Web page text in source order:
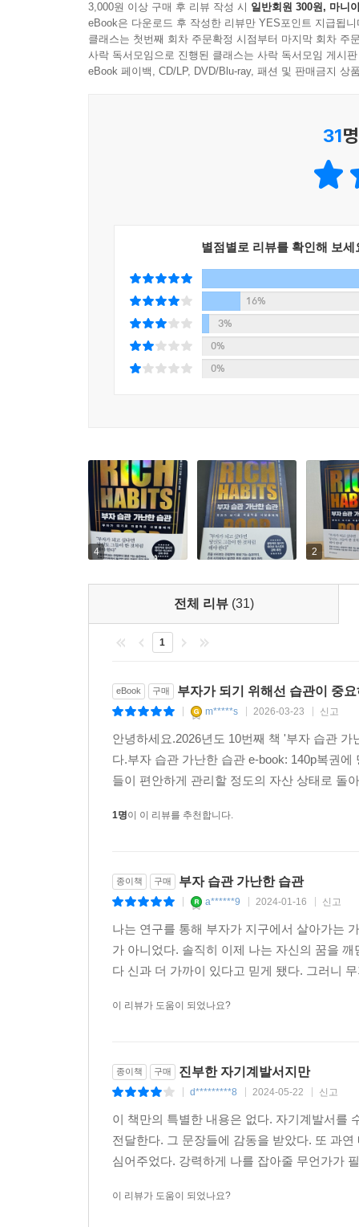
중요성을 강조하지만 이 책이 단순히 일을 열심
부자가 될 수 없다고 힘주어 말한다. 부자는 대다
“‘돈을 번다’라는 말에는 노력이나 근면한 노동
시작으로 앞으로 풀어갈 내용의 전반을 개괄한다
자기관리, 일 단위 규칙 등 실증 조사를 통해 밝
것이다. 마지막 4장은 유익한 관계를 맺는 법과
꿈, 지식, 정보 등을 공유한다. 그들처럼 좋은 롤
전한다. 나의 안 좋은 습관, 가난과 가까워지
물려주고 싶은 마음은 누구나 같을 것이다. 스스
이 책을 선택한 사람 대부분은 자신의 삶을 변화
시간이 많아져 오랫동안 꿈꿔온 일을 맘껏 하는
책이 정말로 나를 부자로 만들어줄까?’ 하고 말이
적은 데다, 물려받은 재산도 딱히 없고….”
부자가 되기 위해서 첫 번째로 없애야 할 마음이
유복한 어린 시절과는 거리가 멀었다. 마이클 야
톰 콜리는 아홉 살 때 집안이 하루아침에 망하
사업가이자 멘토로서 많은 사람의 존경을 받고 있
걸어가는 방향이 1도 달라졌다고 해보자. 당장은
사실을 어느 순간 발견하게 될 것이다.
3,000원 이상 구매 후 리뷰 작성 시 일반회원 300원, 마니
eBook은 다운로드 후 작성한 리뷰만 YES포인트 지급됩니
클래스는 첫번째 회차 주문확정 시점부터 마지막 회차 주
사락 독서모임으로 진행된 클래스는 사락 독서모임 게시
eBook 페이백, CD/LP, DVD/Blu-ray, 패션 및 판매금지 상
31
별점별로 리뷰를 확인해 보세
16%
3%
0%
0%
4 2
전체 리뷰 (31)
1
eBook 구매 부자가 되기 위해선 습관이 중
m*****s 2026-03-23 신고
안녕하세요.2026년도 10번째 책 '부자 습관
다.부자 습관 가난한 습관 e-book: 140p복권
들이 편안하게 관리할 정도의 자산 상태로 돌
1명이 이 리뷰를 추천합니다.
종이책 구매 부자 습관 가난한 습관
a******9 2024-01-16 신고
나는 연구를 통해 부자가 지구에서 살아가는
가 아니었다. 솔직히 이제 나는 자신의 꿈을
다 신과 더 가까이 있다고 믿게 됐다. 그러니
이 리뷰가 도움이 되었나요?
종이책 구매 진부한 자기계발서지만
d*********8 2024-05-22 신고
이 책만의 특별한 내용은 없다. 자기계발서를
전달한다. 그 문장들에 감동을 받았다. 또 과
심어주었다. 강력하게 나를 잡아줄 무언가가
이 리뷰가 도움이 되었나요?